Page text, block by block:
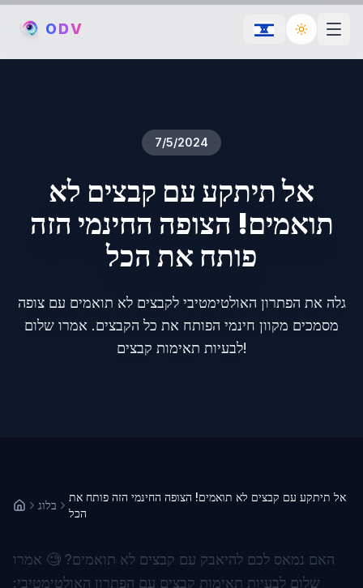
ODV Toggle
7/5/2024
אל תיתקע עם קבצים לא
תואמים! הצופה החינמי הזה
פותח את הכל
גלה את הפתרון האולטימטיבי לקבצים לא תואמים עם צופה
מסמכים מקוון חינמי הפותח את כל הקבצים. אמרו שלום
לבעיות תאימות קבצים!
בלוג
אל תיתקע עם קבצים לא תואמים! הצופה החינמי הזה פותח את
הכל
האם נמאס לכם להיאבק עם קבצים לא תואמים? 🧐 אמרו
שלום לבעיות תאימות קבצים עם הפתרון האולטימטיבי: